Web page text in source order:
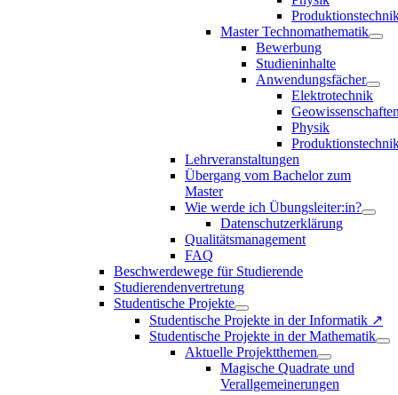
Master Technomathematik
Bewerbung
Studieninhalte
Anwendungsfächer
Elektrotechnik
Physik
Lehrveranstaltungen
Übergang vom Bachelor zum
Master
Wie werde ich Übungsleiter:in?
Datenschutzerklärung
Qualitätsmanagement
FAQ
Beschwerdewege für Studierende
Studierendenvertretung
Studentische Projekte
Studentische Projekte in der Informatik ↗
Studentische Projekte in der Mathematik
Aktuelle Projektthemen
Magische Quadrate und
Verallgemeinerungen